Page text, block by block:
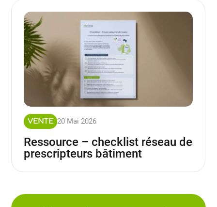
VENTE 20 Mai 2026
Ressource – checklist réseau de
prescripteurs bâtiment